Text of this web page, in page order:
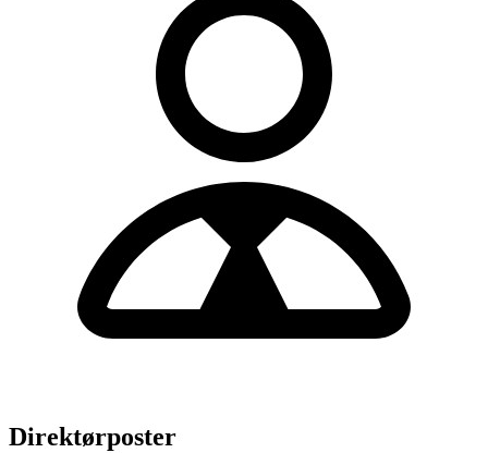
Direktørposter